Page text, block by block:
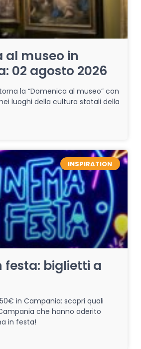
al museo in
02 agosto 2026
la “Domenica al museo” con
luoghi della cultura statali della
INSPIRATION
festa: biglietti a
in Campania: scopri quali
che hanno aderito
in festa!